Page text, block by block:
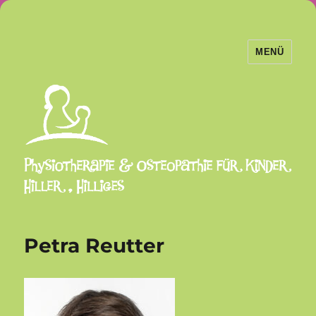
Physiotherapie und Osteopathie
Hiller Hilliges
MENÜ
Petra Reutter